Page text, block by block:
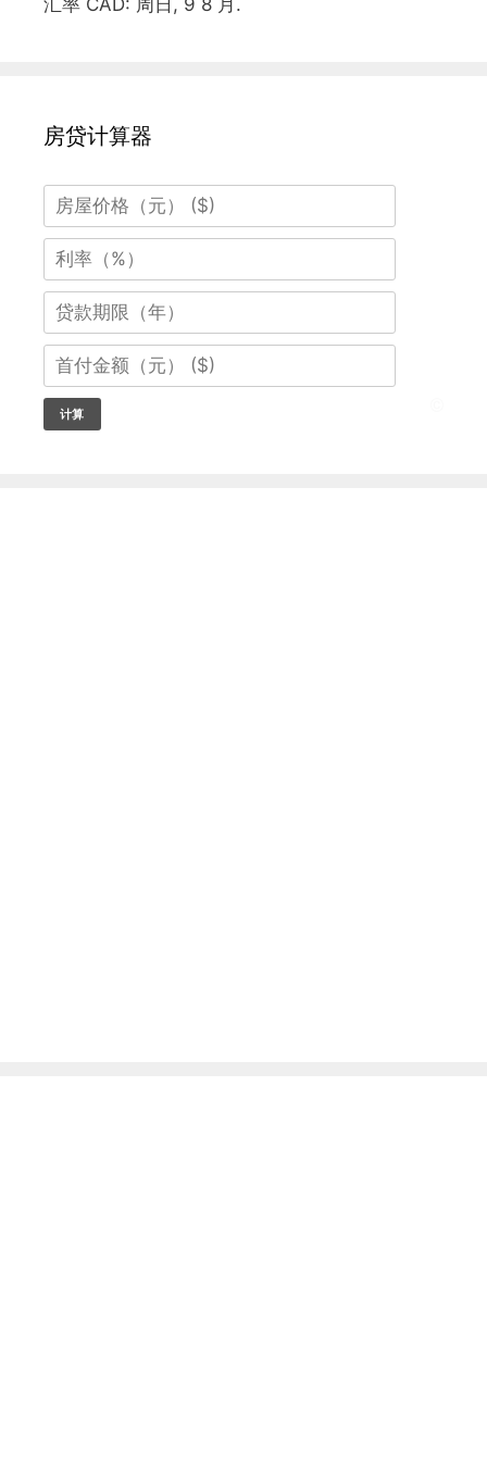
汇率 CAD: 周日, 9 8 月.
房贷计算器